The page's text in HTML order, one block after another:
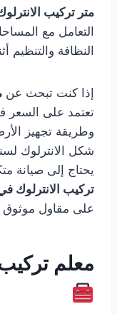
متر تركيب
التعامل مع
النظافة والتنظيم
إذا كنت تبحث عن
تعتمد على السعر
وطريقة تجهيز
شكل الانترلوك
يحتاج إلى صيانة
تركيب الانترلوك
على مقاول موثوق
معلم